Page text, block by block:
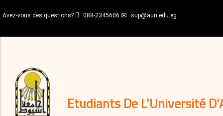
au
principal
Avez-vous des questions? 088-2345606 sup@aun.edu.eg
Etudiants De L’Université
décisions
Expatriés
Journal